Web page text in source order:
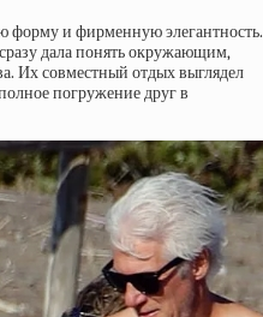
форму и фирменную элегантность.
дала понять окружающим,
Их совместный отдых выглядел
погружение друг в